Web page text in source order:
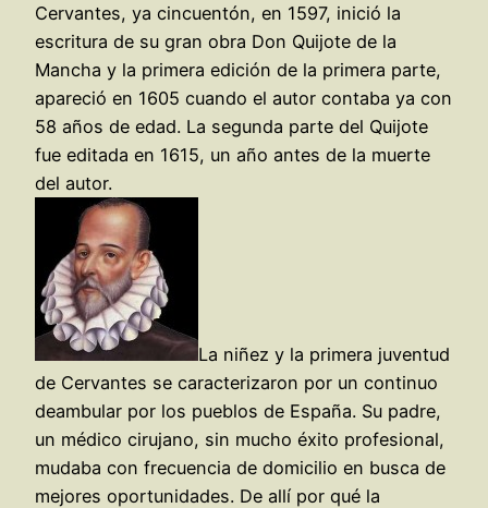
Cervantes, ya cincuentón, en 1597, inició la
escritura de su gran obra Don Quijote de la
Mancha y la primera edición de la primera parte,
apareció en 1605 cuando el autor contaba ya con
58 años de edad. La segunda parte del Quijote
fue editada en 1615, un año antes de la muerte
del autor.
La niñez y la primera juventud
de Cervantes se caracterizaron por un continuo
deambular por los pueblos de España. Su padre,
un médico cirujano, sin mucho éxito profesional,
mudaba con frecuencia de domicilio en busca de
mejores oportunidades. De allí por qué la